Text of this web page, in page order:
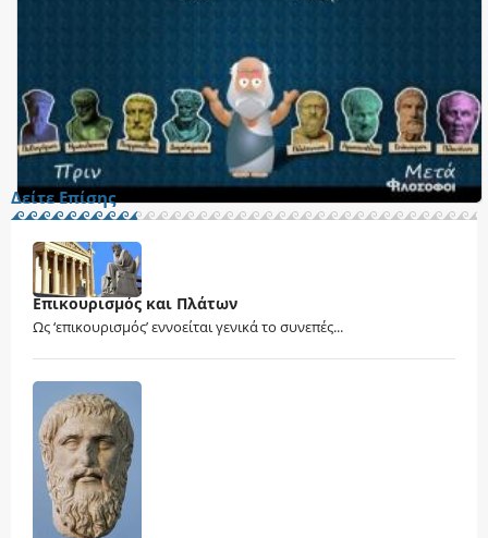
Δείτε Επίσης
Επικουρισμός και Πλάτων
Ως ‘επικουρισμός’ εννοείται γενικά το συνεπές...